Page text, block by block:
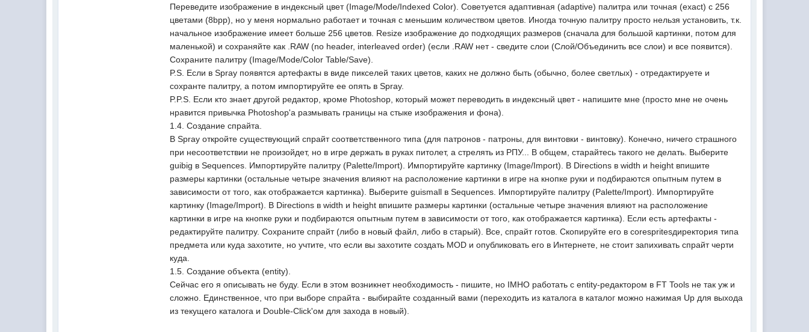
Переведите изображение в индексный цвет (Image/Mode/Indexed Color). Советуется адаптивная (adaptive) палитра или точная (exact) с 256
цветами (8bpp), но у меня нормально работает и точная с меньшим количеством цветов. Иногда точную палитру просто нельзя установить, т.к.
начальное изображение имеет больше 256 цветов. Resize изображение до подходящих размеров (сначала для большой картинки, потом для
маленькой) и сохраняйте как .RAW (no header, interleaved order) (если .RAW нет - сведите слои (Слой/Объединить все слои) и все появится).
Сохраните палитру (Image/Mode/Color Table/Save).
P.S. Если в Spray появятся артефакты в виде пикселей таких цветов, каких не должно быть (обычно, более светлых) - отредактируете и
сохранте палитру, а потом импортируйте ее опять в Spray.
P.P.S. Если кто знает другой редактор, кроме Photoshop, который может переводить в индексный цвет - напишите мне (просто мне не очень
нравится привычка Photoshop'а размывать границы на стыке изображения и фона).
1.4. Создание спрайта.
В Spray откройте существующий спрайт соответственного типа (для патронов - патроны, для винтовки - винтовку). Конечно, ничего страшного
при несоответствии не произойдет, но в игре держать в руках питолет, а стрелять из РПУ... В общем, старайтесь такого не делать. Выберите
guibig в Sequences. Импортируйте палитру (Palette/Import). Импортируйте картинку (Image/Import). В Directions в width и height впишите
размеры картинки (остальные четыре значения влияют на расположение картинки в игре на кнопке руки и подбираются опытным путем в
зависимости от того, как отображается картинка). Выберите guismall в Sequences. Импортируйте палитру (Palette/Import). Импортируйте
картинку (Image/Import). В Directions в width и height впишите размеры картинки (остальные четыре значения влияют на расположение
картинки в игре на кнопке руки и подбираются опытным путем в зависимости от того, как отображается картинка). Если есть артефакты -
редактируйте палитру. Сохраните спрайт (либо в новый файл, либо в старый). Все, спрайт готов. Скопируйте его в corespritesдиректория типа
предмета или куда захотите, но учтите, что если вы захотите создать MOD и опубликовать его в Интернете, не стоит запихивать спрайт черти
куда.
1.5. Создание объекта (entity).
Сейчас его я описывать не буду. Если в этом возникнет необходимость - пишите, но IMHO работать с entity-редактором в FT Tools не так уж и
сложно. Единственное, что при выборе спрайта - выбирайте созданный вами (переходить из каталога в каталог можно нажимая Up для выхода
из текущего каталога и Double-Click'ом для захода в новый).